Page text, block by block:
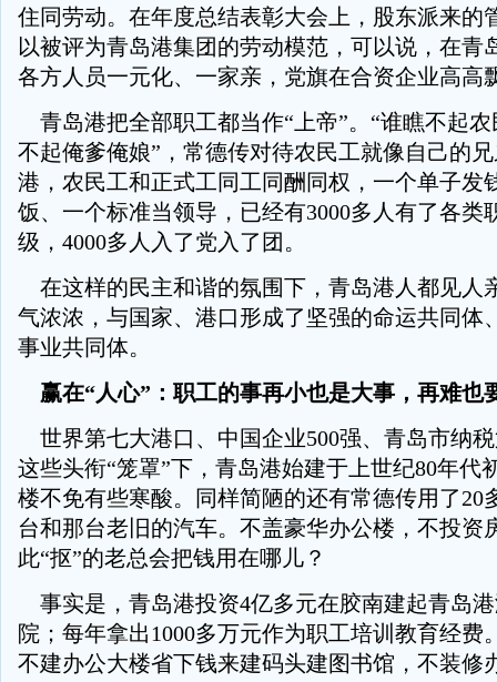
住同劳动。在年度总结表彰大会上，股东派来的
以被评为青岛港集团的劳动模范，可以说，在青
各方人员一元化、一家亲，党旗在合资企业高高
青岛港把全部职工都当作“上帝”。“谁瞧不起
不起俺爹俺娘”，常德传对待农民工就像自己的
港，农民工和正式工同工同酬同权，一个单子发
饭、一个标准当领导，已经有3000多人有了各类
级，4000多人入了党入了团。
在这样的民主和谐的氛围下，青岛港人都见人
气浓浓，与国家、港口形成了坚强的命运共同体
事业共同体。
赢在“人心”：职工的事再小也是大事，再难也
世界第七大港口、中国企业500强、青岛市纳
这些头衔“笼罩”下，青岛港始建于上世纪80年代
楼不免有些寒酸。同样简陋的还有常德传用了20
台和那台老旧的汽车。不盖豪华办公楼，不投资
此“抠”的老总会把钱用在哪儿？
事实是，青岛港投资4亿多元在胶南建起青岛
院；每年拿出1000多万元作为职工培训教育经费
不建办公大楼省下钱来建码头建图书馆，不装修